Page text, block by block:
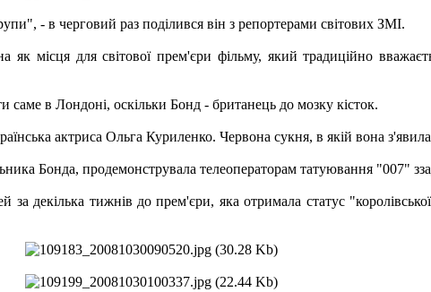
- в черговий раз поділився він з репортерами світових ЗМІ.
місця для світової прем'єри фільму, який традиційно
в Лондоні, оскільки Бонд - британець до мозку кісток.
актриса Ольга Куриленко. Червона сукня, в якій вона
Бонда, продемонструвала телеоператорам татуювання "007"
декілька тижнів до прем'єри, яка отримала статус